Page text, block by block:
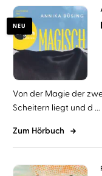
NEU
Von der Magie der
Scheitern liegt und d ...
Zum Hörbuch